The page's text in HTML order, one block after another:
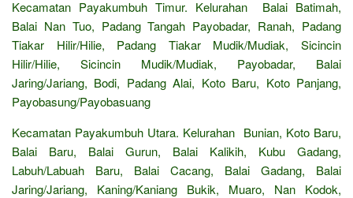
Kecamatan Payakumbuh Timur. Kelurahan Balai Batimah,
Balai Nan Tuo, Padang Tangah Payobadar, Ranah, Padang
Tiakar Hilir/Hilie, Padang Tiakar Mudik/Mudiak, Sicincin
Hilir/Hilie, Sicincin Mudik/Mudiak, Payobadar, Balai
Jaring/Jariang, Bodi, Padang Alai, Koto Baru, Koto Panjang,
Payobasung/Payobasuang
Kecamatan Payakumbuh Utara. Kelurahan Bunian, Koto Baru,
Balai Baru, Balai Gurun, Balai Kalikih, Kubu Gadang,
Labuh/Labuah Baru, Balai Cacang, Balai Gadang, Balai
Jaring/Jariang, Kaning/Kaniang Bukik, Muaro, Nan Kodok,